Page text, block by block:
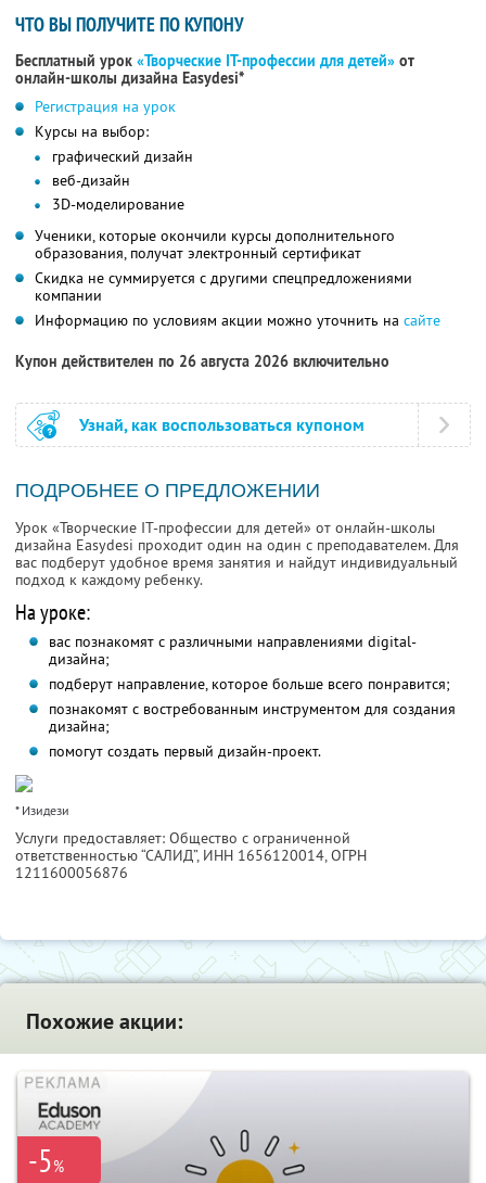
ЧТО ВЫ ПОЛУЧИТЕ ПО КУПОНУ
Бесплатный урок «Творческие IT-профессии для детей» от
онлайн-школы дизайна Easydesi*
Регистрация на урок
Курсы на выбор:
графический дизайн
веб-дизайн
3D-моделирование
Ученики, которые окончили курсы дополнительного
образования, получат электронный сертификат
Скидка не суммируется с другими спецпредложениями
компании
Информацию по условиям акции можно уточнить на сайте
Купон действителен по 26 августа 2026 включительно
Узнай, как воспользоваться купоном
ПОДРОБНЕЕ О ПРЕДЛОЖЕНИИ
Урок «Творческие IT-профессии для детей» от онлайн-школы
дизайна Easydesi проходит один на один с преподавателем. Для
вас подберут удобное время занятия и найдут индивидуальный
подход к каждому ребенку.
На уроке:
вас познакомят с различными направлениями digital-
дизайна;
подберут направление, которое больше всего понравится;
познакомят с востребованным инструментом для создания
дизайна;
помогут создать первый дизайн-проект.
* Изидези
Услуги предоставляет: Общество с ограниченной
ответственностью “САЛИД”, ИНН 1656120014, ОГРН
1211600056876
Похожие акции:
-5%